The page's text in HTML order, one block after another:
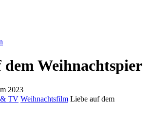
dem Weihnachtspier
2023
TV Weihnachtsfilm Liebe auf dem